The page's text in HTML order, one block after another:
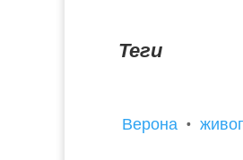
Теги
Верона •